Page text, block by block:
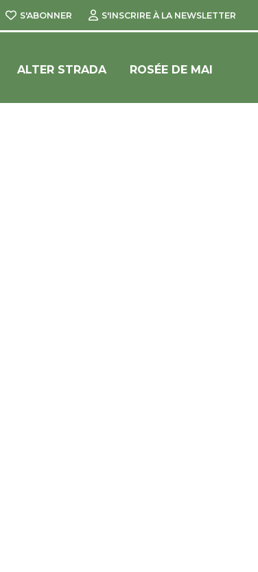
S'ABONNER S'INSCRIRE À LA NEWSLETTER
ALTER STRADA ROSÉE DE MAI